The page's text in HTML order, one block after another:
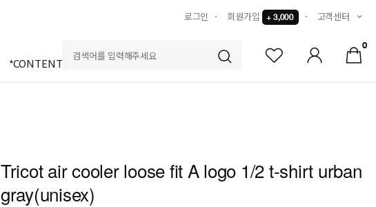
로그인 회원가입 + 3,000 고객센터
*CONTENTS
0
Tricot air cooler loose fit A logo 1/2 t-shirt urban
gray(unisex)